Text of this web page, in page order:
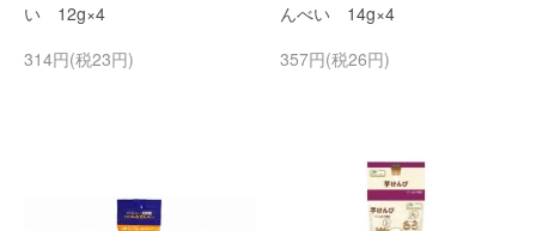
い 12g×4
314円(税23円)
んべい 14g×4
357円(税26円)